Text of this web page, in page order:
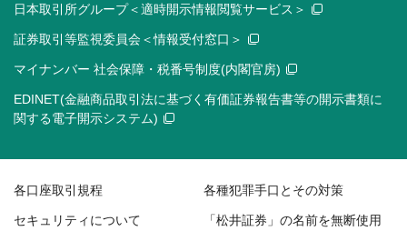
日本取引所グループ＜適時開示情報閲覧サービス＞
証券取引等監視委員会＜情報受付窓口＞
マイナンバー 社会保障・税番号制度(内閣官房)
EDINET(金融商品取引法に基づく有価証券報告書等の開示書類に
関する電子開示システム)
各口座取引規程 各種犯罪手口とその対策
セキュリティについて
「松井証券」の名前を無断使用